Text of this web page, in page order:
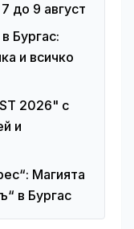
до 9 август
Бургас:
и всичко
2026" с
и
Магията
в Бургас